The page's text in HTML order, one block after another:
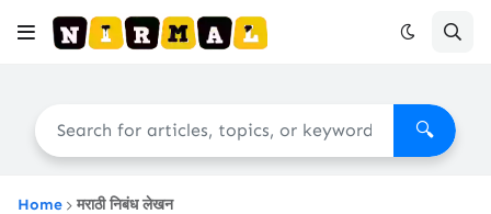
🔍
Home मराठी निबंध लेखन